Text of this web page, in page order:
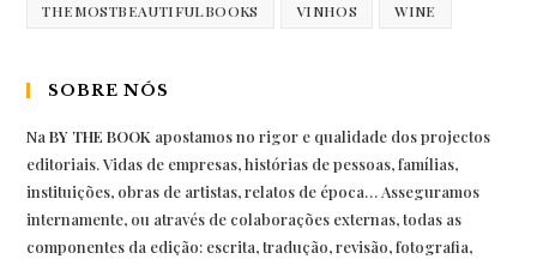
THEMOSTBEAUTIFULBOOKS VINHOS WINE
SOBRE NÓS
NaBY THE BOOK apostamos no rigor e qualidade dos projectos
editoriais. Vidas de empresas, histórias de pessoas, famílias,
instituições, obras de artistas, relatos de época… Asseguramos
internamente, ou através de colaborações externas, todas as
componentes da edição: escrita, tradução, revisão, fotografia,